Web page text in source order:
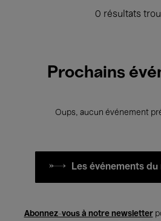
0 résultats
Prochains
Oups, aucun événement
Les événements
Abonnez-vous à notre newsletter